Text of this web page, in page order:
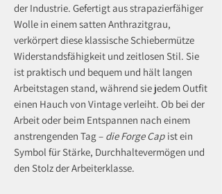
der Industrie. Gefertigt aus strapazierfähiger
Wolle in einem satten Anthrazitgrau,
verkörpert diese klassische Schiebermütze
Widerstandsfähigkeit und zeitlosen Stil. Sie
ist praktisch und bequem und hält langen
Arbeitstagen stand, während sie jedem Outfit
einen Hauch von Vintage verleiht. Ob bei der
Arbeit oder beim Entspannen nach einem
anstrengenden Tag – die Forge Cap ist ein
Symbol für Stärke, Durchhaltevermögen und
den Stolz der Arbeiterklasse.